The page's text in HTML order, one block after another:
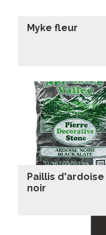
Myke fleur
Paillis d'ardoise
noir